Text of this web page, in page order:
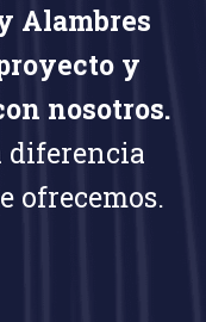
Alambres
y
nosotros.
diferencia
ofrecemos.